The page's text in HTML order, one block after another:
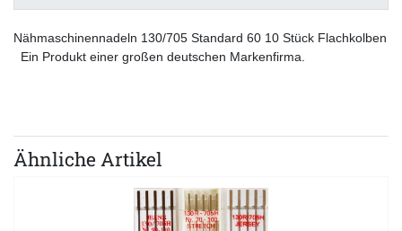
Nähmaschinennadeln 130/705 Standard 60 10 Stück Flachkolben
Ein Produkt einer großen deutschen Markenfirma.
Ähnliche Artikel